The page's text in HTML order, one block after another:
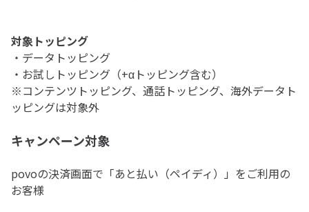
対象トッピング
・データトッピング
・お試しトッピング（+αトッピング含む）
※コンテンツトッピング、通話トッピング、海外データト
ッピングは対象外
キャンペーン対象
povoの決済画面で「あと払い（ペイディ）」をご利用の
お客様